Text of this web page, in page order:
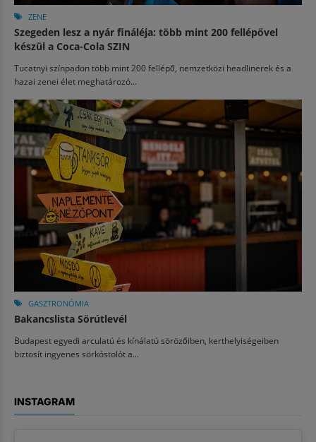
ZENE
Szegeden lesz a nyár fináléja: több mint 200 fellépővel
készül a Coca-Cola SZIN
Tucatnyi színpadon több mint 200 fellépő, nemzetközi headlinerek és a
hazai zenei élet meghatározó...
GASZTRONÓMIA
Bakancslista Sörútlevél
Budapest egyedi arculatú és kínálatú sörözőiben, kerthelyiségeiben
biztosít ingyenes sörkóstolót a...
INSTAGRAM